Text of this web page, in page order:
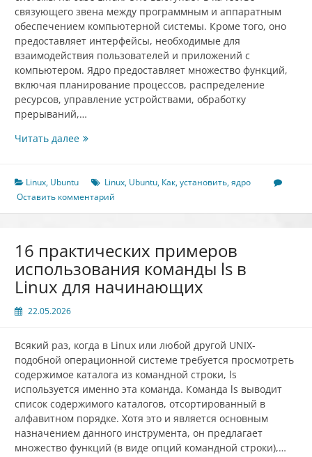
связующего звена между программным и аппаратным
обеспечением компьютерной системы. Кроме того, оно
предоставляет интерфейсы, необходимые для
взаимодействия пользователей и приложений с
компьютером. Ядро предоставляет множество функций,
включая планирование процессов, распределение
ресурсов, управление устройствами, обработку
прерываний,…
Читать далееКак
Linux
6.0
в
Linux, Ubuntu Linux, Ubuntu, Как,установить,ядро
Оставить комментарий
16 практических примеров
использования команды ls в
Linux для начинающих
22.05.2026
Всякий раз, когда в Linux или любой другой UNIX-
подобной операционной системе требуется просмотреть
содержимое каталога из командной строки, ls
используется именно эта команда. Команда ls выводит
список содержимого каталогов, отсортированный в
алфавитном порядке. Хотя это и является основным
назначением данного инструмента, он предлагает
множество функций (в виде опций командной строки),…